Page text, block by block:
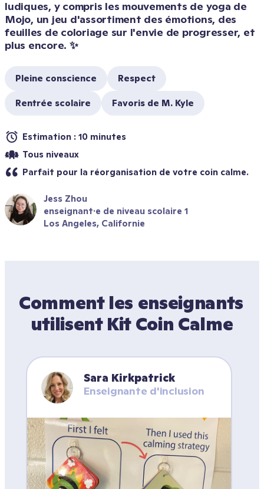
ludiques, y compris les mouvements de yoga de
Mojo, un jeu d'assortiment des émotions, des
feuilles de coloriage sur l'envie de progresser, et
plus encore. ✨
Pleine conscience Respect
Rentrée scolaire Favoris de M. Kyle
Estimation : 10 minutes
Tous niveaux
Parfait pour la réorganisation de votre coin calme.
Jess Zhou
enseignant·e de niveau scolaire 1
Los Angeles, Californie
Comment les enseignants
utilisent Kit Coin Calme
Sara Kirkpatrick
Enseignante d'inclusion